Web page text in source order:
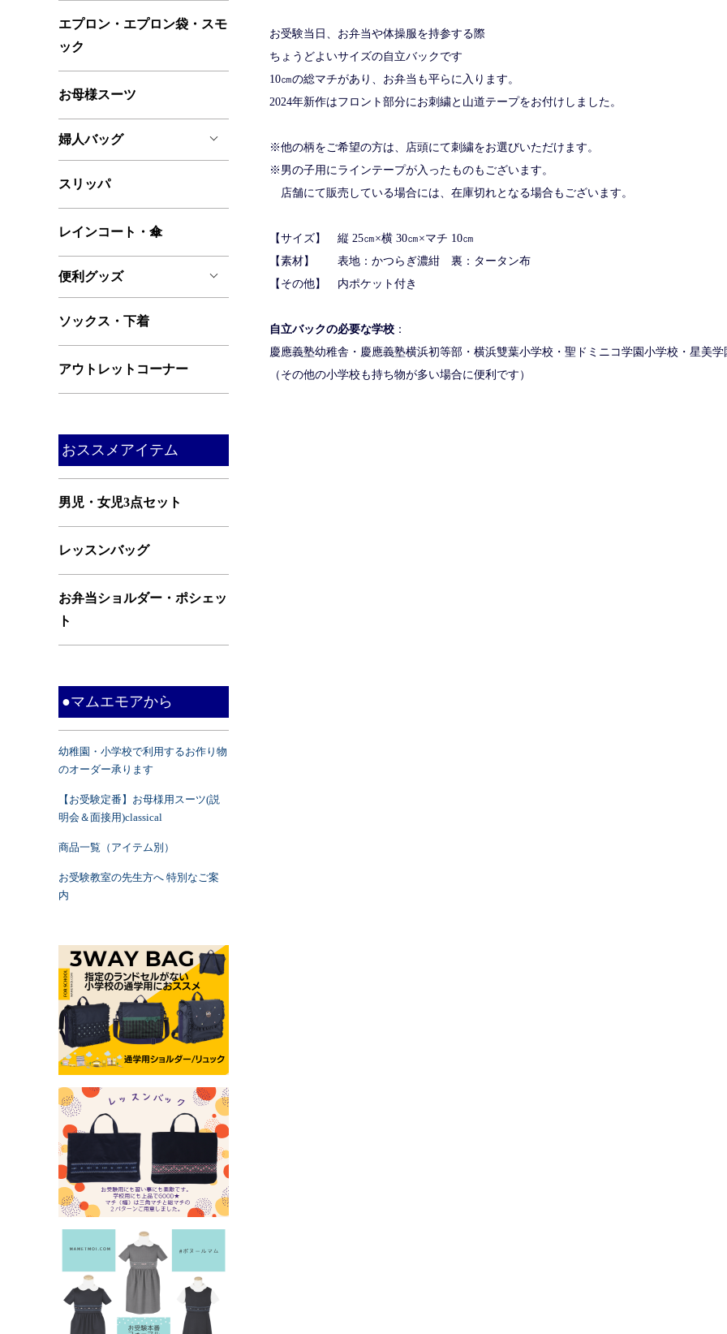
お受験当日、お弁当や体操服を持参する際
ちょうどよいサイズの自立バックです
10㎝の総マチがあり、お弁当も平らに入ります。
2024年新作はフロント部分にお刺繍と山道テープをお付けしました。
※他の柄をご希望の方は、店頭にて刺繍をお選びいただけます。
※男の子用にラインテープが入ったものもございます。
店舗にて販売している場合には、在庫切れとなる場合もございます。
【サイズ】 縦 25㎝×横 30㎝×マチ 10㎝
【素材】 表地：かつらぎ濃紺 裏：タータン布
【その他】 内ポケット付き
自立バックの必要な学校 ：
慶應義塾幼稚舎・慶應義塾横浜初等部・横浜雙葉小学校・聖ドミニコ学園小学校・星美
（その他の小学校も持ち物が多い場合に便利です）
エプロン・エプロン袋・スモ
ック
お母様スーツ
婦人バッグ
スリッパ
レインコート・傘
便利グッズ
ソックス・下着
アウトレットコーナー
おススメアイテム
男児・女児3点セット
レッスンバッグ
お弁当ショルダー・ポシェッ
ト
●マムエモアから
幼稚園・小学校で利用するお作り物
のオーダー承ります
【お受験定番】お母様用スーツ(説
明会＆面接用)classical
商品一覧（アイテム別）
お受験教室の先生方へ 特別なご案
内